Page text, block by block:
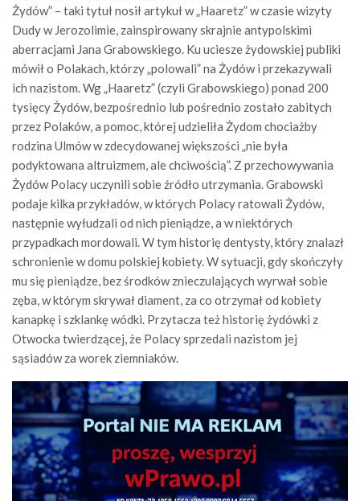
Żydów” – taki tytuł nosił artykuł w „Haaretz” w czasie wizyty
Dudy w Jerozolimie, zainspirowany skrajnie antypolskimi
aberracjami Jana Grabowskiego. Ku uciesze żydowskiej publiki
mówił o Polakach, którzy „polowali” na Żydów i przekazywali
ich nazistom. Wg „Haaretz” (czyli Grabowskiego) ponad 200
tysięcy Żydów, bezpośrednio lub pośrednio zostało zabitych
przez Polaków, a pomoc, której udzieliła Żydom chociażby
rodzina Ulmów w zdecydowanej większości „nie była
podyktowana altruizmem, ale chciwością”. Z przechowywania
Żydów Polacy uczynili sobie źródło utrzymania. Grabowski
podaje kilka przykładów, w których Polacy ratowali Żydów,
następnie wyłudzali od nich pieniądze, a w niektórych
przypadkach mordowali. W tym historię dentysty, który znalazł
schronienie w domu polskiej kobiety. W sytuacji, gdy skończyły
mu się pieniądze, bez środków znieczulających wyrwał sobie
zęba, w którym skrywał diament, za co otrzymał od kobiety
kanapkę i szklankę wódki. Przytacza też historię żydówki z
Otwocka twierdzącej, że Polacy sprzedali nazistom jej
sąsiadów za worek ziemniaków.